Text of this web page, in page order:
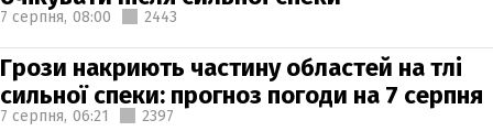
7 серпня, 08:00 2443
Грози накриють частину областей на тлі
сильної спеки: прогноз погоди на 7 серпня
7 серпня, 06:21 2397